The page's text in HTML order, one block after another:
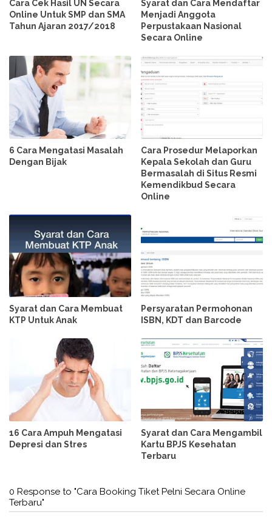
Cara Cek Hasil UN Secara
Online Untuk SMP dan SMA
Tahun Ajaran 2017/2018
Syarat dan Cara Mendaftar
Menjadi Anggota
Perpustakaan Nasional
Secara Online
6 Cara Mengatasi Masalah
Dengan Bijak
Cara Prosedur Melaporkan
Kepala Sekolah dan Guru
Bermasalah di Situs Resmi
Kemendikbud Secara
Online
Syarat dan Cara Membuat
KTP Untuk Anak
Persyaratan Permohonan
ISBN, KDT dan Barcode
16 Cara Ampuh Mengatasi
Depresi dan Stres
Syarat dan Cara Mengambil
Kartu BPJS Kesehatan
Terbaru
0 Response to "Cara Booking Tiket Pelni Secara Online
Terbaru"